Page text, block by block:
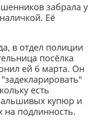
забрала у
Её
в отдел полиции
посёлка
ей 6 марта. Он
есть
купюр и
на подлинность.